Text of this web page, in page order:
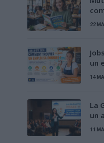
22
un
14
La
un
11